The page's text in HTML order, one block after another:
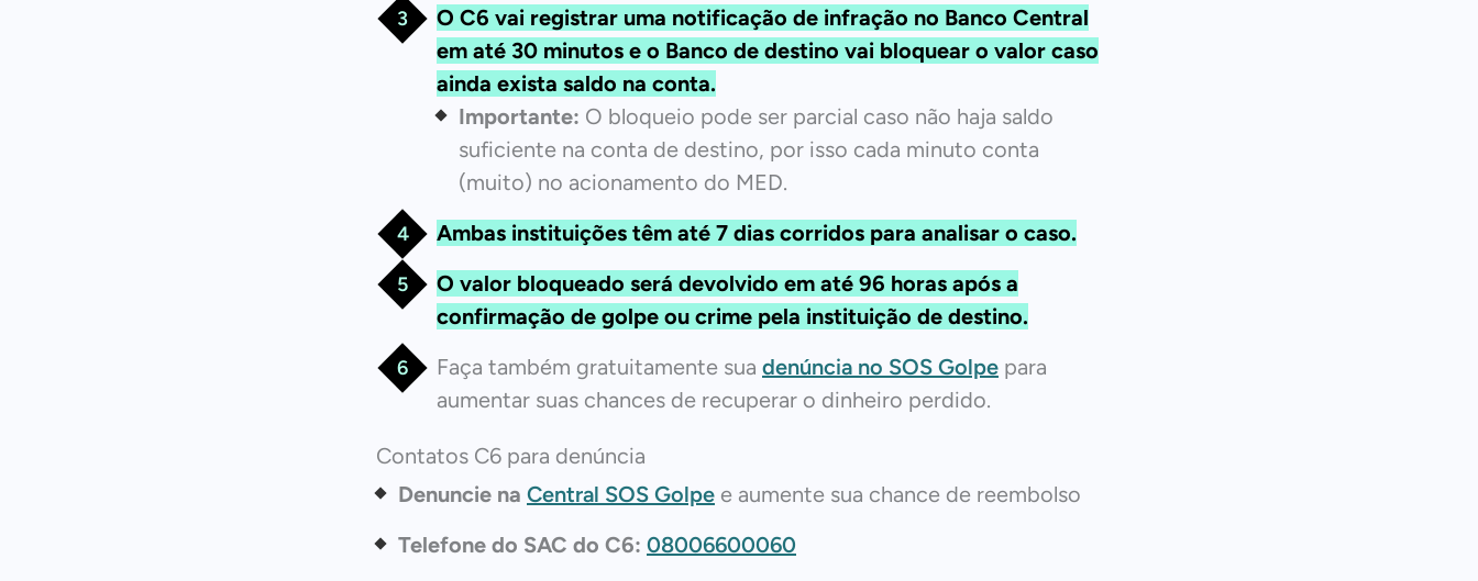
O C6 vai registrar uma notificação de infração no Banco Central
em até 30 minutos e o Banco de destino vai bloquear o valor caso
ainda exista saldo na conta.
Importante: O bloqueio pode ser parcial caso não haja saldo
suficiente na conta de destino, por isso cada minuto conta
(muito) no acionamento do MED.
Ambas instituições têm até 7 dias corridos para analisar o caso.
O valor bloqueado será devolvido em até 96 horas após a
confirmação de golpe ou crime pela instituição de destino.
Faça também gratuitamente sua denúncia no SOS Golpe para
aumentar suas chances de recuperar o dinheiro perdido.
Contatos C6 para denúncia
Denuncie na Central SOS Golpe e aumente sua chance de reembolso
Telefone do SAC do C6: 08006600060